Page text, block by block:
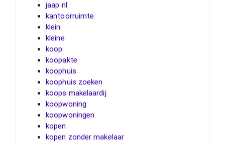
jaap nl
kantoorruimte
klein
kleine
koop
koopakte
koophuis
koophuis zoeken
koops makelaardij
koopwoning
koopwoningen
kopen
kopen zonder makelaar